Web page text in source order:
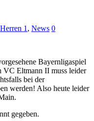
Herren 1 , News 0
Bayernligaspiel
VC Eltmann II muss leider
bei der
werden! Also heute leider
gegeben.